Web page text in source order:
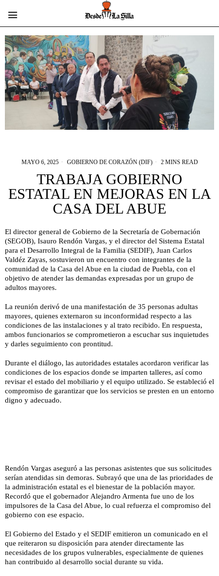
MAYO 6, 2025 GOBIERNO DE CORAZÓN (DIF) 2 MINS READ
TRABAJA GOBIERNO
ESTATAL EN MEJORAS EN LA
CASA DEL ABUE
El director general de Gobierno de la Secretaría de Gobernación
(SEGOB), Isauro Rendón Vargas, y el director del Sistema Estatal
para el Desarrollo Integral de la Familia (SEDIF), Juan Carlos
Valdéz Zayas, sostuvieron un encuentro con integrantes de la
comunidad de la Casa del Abue en la ciudad de Puebla, con el
objetivo de atender las demandas expresadas por un grupo de
adultos mayores.
La reunión derivó de una manifestación de 35 personas adultas
mayores, quienes externaron su inconformidad respecto a las
condiciones de las instalaciones y al trato recibido. En respuesta,
ambos funcionarios se comprometieron a escuchar sus inquietudes
y darles seguimiento con prontitud.
Durante el diálogo, las autoridades estatales acordaron verificar las
condiciones de los espacios donde se imparten talleres, así como
revisar el estado del mobiliario y el equipo utilizado. Se estableció el
compromiso de garantizar que los servicios se presten en un entorno
digno y adecuado.
Rendón Vargas aseguró a las personas asistentes que sus solicitudes
serían atendidas sin demoras. Subrayó que una de las prioridades de
la administración estatal es el bienestar de la población mayor.
Recordó que el gobernador Alejandro Armenta fue uno de los
impulsores de la Casa del Abue, lo cual refuerza el compromiso del
gobierno con ese espacio.
El Gobierno del Estado y el SEDIF emitieron un comunicado en el
que reiteraron su disposición para atender directamente las
necesidades de los grupos vulnerables, especialmente de quienes
han contribuido al desarrollo social durante su vida.